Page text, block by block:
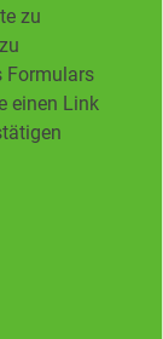
zu
Formulars
einen Link